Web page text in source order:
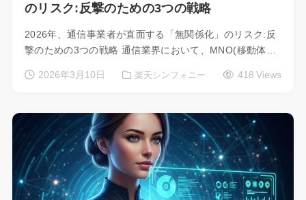
のリスク:反撃のための3つの戦略
2026年、通信事業者が直面する「無関係化」のリスク:反
撃のための3つの戦略 通信業界において、MNO(移動体…
2026年3月10日 楽天シンフォニー 418 Views